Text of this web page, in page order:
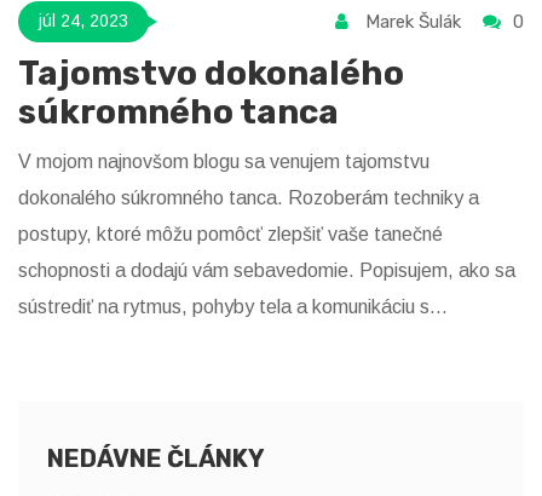
júl 24, 2023 Marek Šulák 0
Tajomstvo dokonalého
súkromného tanca
V mojom najnovšom blogu sa venujem tajomstvu
dokonalého súkromného tanca. Rozoberám techniky a
postupy, ktoré môžu pomôcť zlepšiť vaše tanečné
schopnosti a dodajú vám sebavedomie. Popisujem, ako sa
sústrediť na rytmus, pohyby tela a komunikáciu s
dokonalý súkromný tanec, tento blog je pre vás.
NEDÁVNE ČLÁNKY